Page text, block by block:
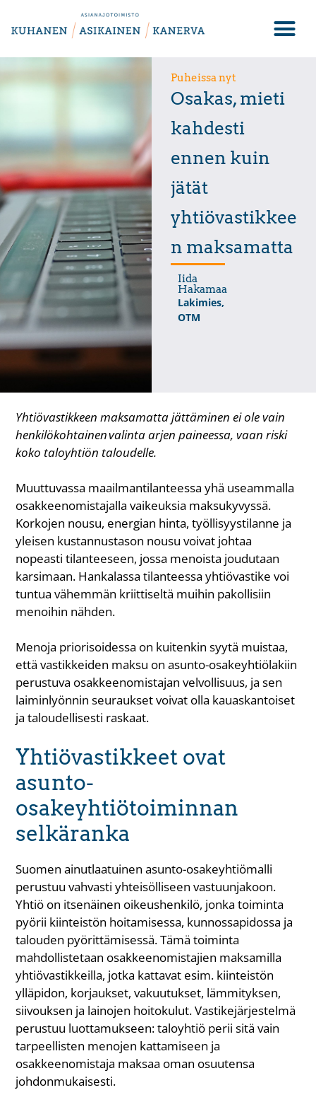
Puheissa nyt
Osakas, mieti
kahdesti
ennen kuin
jätät
yhtiövastikkee
n maksamatta
Iida
Hakamaa
Lakimies,
OTM
Yhtiövastikkeen maksamatta jättäminen ei ole vain
henkilökohtainenvalinta arjen paineessa, vaan riski
koko taloyhtiön taloudelle.
Muuttuvassa maailmantilanteessa yhä useammalla
osakkeenomistajalla vaikeuksia maksukyvyssä.
Korkojen nousu, energian hinta, työllisyystilanne ja
yleisen kustannustason nousu voivat johtaa
nopeasti tilanteeseen, jossa menoista joudutaan
karsimaan. Hankalassa tilanteessa yhtiövastike voi
tuntua vähemmän kriittiseltä muihin pakollisiin
menoihin nähden.
Menoja priorisoidessa on kuitenkin syytä muistaa,
että vastikkeiden maksu on asunto-osakeyhtiölakiin
perustuva osakkeenomistajan velvollisuus, ja sen
laiminlyönnin seuraukset voivat olla kauaskantoiset
ja taloudellisesti raskaat.
Yhtiövastikkeet ovat
asunto-
osakeyhtiötoiminnan
selkäranka
Suomen ainutlaatuinen asunto-osakeyhtiömalli
perustuu vahvasti yhteisölliseen vastuunjakoon.
Yhtiö on itsenäinen oikeushenkilö, jonka toiminta
pyörii kiinteistön hoitamisessa, kunnossapidossa ja
talouden pyörittämisessä. Tämä toiminta
mahdollistetaan osakkeenomistajien maksamilla
yhtiövastikkeilla, jotka kattavat esim. kiinteistön
ylläpidon, korjaukset, vakuutukset, lämmityksen,
siivouksen ja lainojen hoitokulut. Vastikejärjestelmä
perustuu luottamukseen: taloyhtiö perii sitä vain
tarpeellisten menojen kattamiseen ja
osakkeenomistaja maksaa oman osuutensa
johdonmukaisesti.